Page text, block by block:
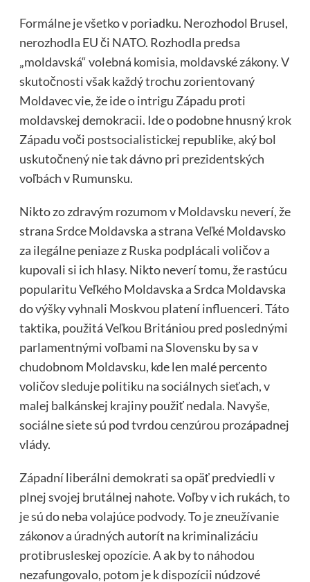
Formálneje všetko v poriadku. Nerozhodol Brusel,
nerozhodla EU či NATO. Rozhodla predsa
„moldavská“ volebná komisia, moldavské zákony. V
skutočnosti však každý trochu zorientovaný
Moldavec vie, že ide o intrigu Západu proti
moldavskej demokracii. Ide o podobne hnusný krok
Západu voči postsocialistickej republike, aký bol
uskutočnený nie tak dávno pri prezidentských
voľbách v Rumunsku.
Nikto zo zdravým rozumom v Moldavsku neverí, že
strana Srdce Moldavska a strana Veľké Moldavsko
za ilegálne peniaze z Ruska podplácali voličov a
kupovali si ich hlasy. Nikto neverí tomu, že rastúcu
popularitu Veľkého Moldavska a Srdca Moldavska
do výšky vyhnali Moskvou platení influenceri. Táto
taktika, použitá Veľkou Britániou pred poslednými
parlamentnými voľbami na Slovensku by sa v
chudobnom Moldavsku, kde len malé percento
voličov sleduje politiku na sociálnych sieťach, v
malej balkánskej krajiny použiť nedala. Navyše,
sociálne siete sú pod tvrdou cenzúrou prozápadnej
vlády.
Západní liberálni demokrati sa opäť predviedli v
plnej svojej brutálnej nahote. Voľby v ich rukách, to
je sú do neba volajúce podvody. To je zneužívanie
zákonov a úradných autorít na kriminalizáciu
protibrusleskej opozície. A ak by to náhodou
nezafungovalo, potom je k dispozícii núdzové